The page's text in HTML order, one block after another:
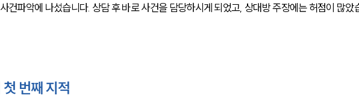
건파악에 나섰습니다. 상담 후 바로 사건을 담당하시게 되었고, 상대방 주장에는 허점이 많았
번째 지적